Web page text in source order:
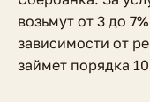
возьмут от 3 до
зависимости от
займет порядка